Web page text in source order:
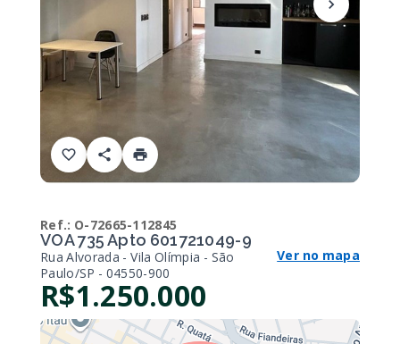
Ref.: O-72665-112845
VOA 735 Apto 601721049-9
Rua Alvorada - Vila Olímpia - São
Paulo/SP - 04550-900
Ver no mapa
R$1.250.000